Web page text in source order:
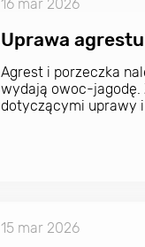
16 mar 2026
Uprawa
Agrest i porzeczka
wydają owoc-jagodę.
dotyczącymi uprawy
15 mar 2026